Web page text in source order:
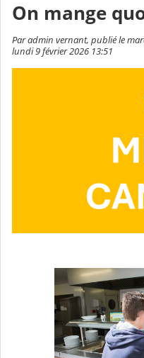
On mange
Par admin vernant, publié le
lundi 9 février 2026 13:51